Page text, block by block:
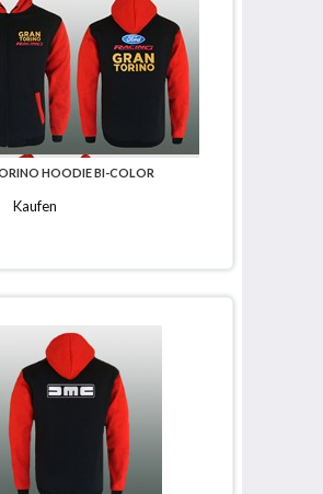
HOODIE BI-COLOR
Kaufen